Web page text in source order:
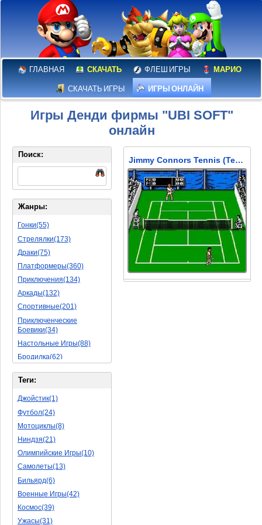
ГЛАВНАЯ СКАЧАТЬ ФЛЕШ ИГРЫ МАРИО
СКАЧАТЬ ИГРЫ ИГРЫ ОНЛАЙН
Игры Денди фирмы "UBI SOFT"
онлайн
Jimmy Connors Tennis (Теннисист Джимми Коннорс)
Поиск:
Жанры:
Гонки(55)
Стрелялки(173)
Драки(75)
Платформеры(360)
Приключения(134)
Аркады(132)
Спортивные(201)
Приключенческие
Боевики(34)
Настольные Игры(88)
Бродилка(62)
Стратегии(77)
Боевые RPG(50)
Симуляторы(31)
Леталки(24)
Симуляторы Жизни(76)
Уникальный(29)
Логические Игры(35)
Азартные(45)
Ролевые Игры(176)
Боевик(10)
Головоломка(11)
Rpg(14)
Теги:
Джойстик(1)
Футбол(24)
Мотоциклы(8)
Ниндзя(21)
Олимпийские Игры(10)
Самолеты(13)
Бильярд(6)
Военные Игры(42)
Космос(39)
Ужасы(31)